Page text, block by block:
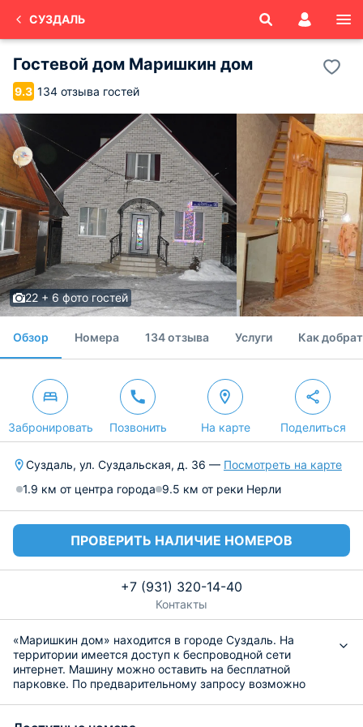
СУЗДАЛЬ
Гостевой дом Маришкин дом
9.3 134 отзыва гостей
22 + 6 фото гостей
Обзор Номера 134 отзыва Услуги Как
Забронировать Позвонить На карте Поделиться
Суздаль, ул. Суздальская, д. 36 — Посмотреть на карте
1.9 км от центра города 9.5 км от реки Нерли
ПРОВЕРИТЬ НАЛИЧИЕ НОМЕРОВ
+7 (931) 320-14-40
Контакты
«Маришкин дом» находится в городе Суздаль. На
территории имеется доступ к беспроводной сети
интернет. Машину можно оставить на бесплатной
парковке. По предварительному запросу возможно